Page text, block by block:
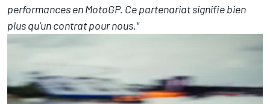
performances en MotoGP. Ce partenariat signifie bien
plus qu'un contrat pour nous."